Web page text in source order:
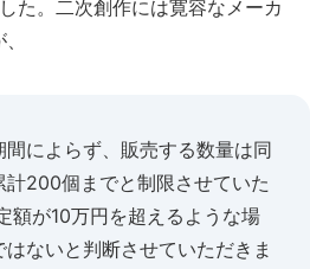
た。二次創作には寛容なメーカ
間によらず、販売する数量は同
200個までと制限させていた
額が10万円を超えるような場
ないと判断させていただきま